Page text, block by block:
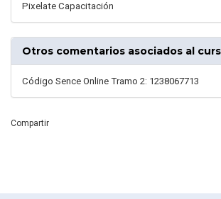
Pixelate Capacitación
Otros comentarios asociados al
Código Sence Online Tramo 2: 1238067713
Compartir